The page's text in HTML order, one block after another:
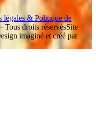
légales & Politique de
droits réservésSite
imaginé et créé par